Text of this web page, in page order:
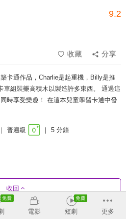
9.2
收藏
分享
卡通作品，Charlie是起重機，Billy是推
車組裝樂高積木以製造許多東西。 通過這
時享受樂趣！ 在這本兒童學習卡通中發
普遍級 5 分鐘
收回
電影 短劇 更多